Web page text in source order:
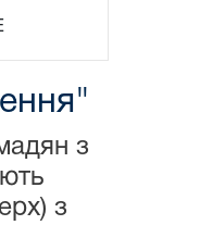
з
з